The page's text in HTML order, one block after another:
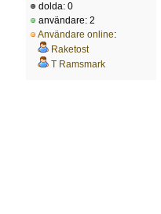
dolda: 0
användare: 2
Användare online:
Raketost
T Ramsmark